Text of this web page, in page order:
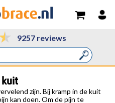
9257 reviews
kuit
zijn. Bij kramp in de kuit
kan doen. Om de pijn te